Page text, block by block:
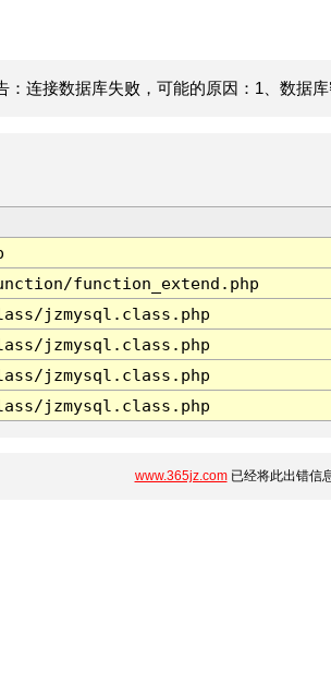
：连接数据库失败，可能的原因：1、数据
function_extend.php
jzmysql.class.php
jzmysql.class.php
jzmysql.class.php
jzmysql.class.php
www.365jz.com已经将此出错信